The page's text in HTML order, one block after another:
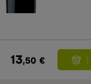
13,50 €